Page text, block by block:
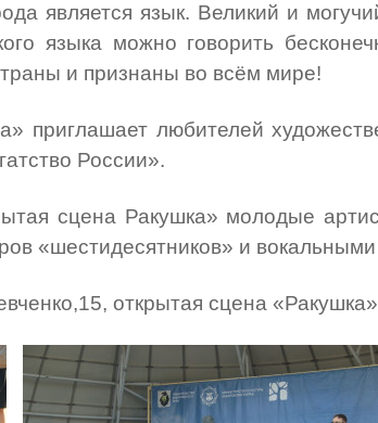
является язык. Великий и
языка можно говорить
и признаны во всём мире!
приглашает любителей
России».
сцена Ракушка» молодые
«шестидесятников» и
открытая сцена